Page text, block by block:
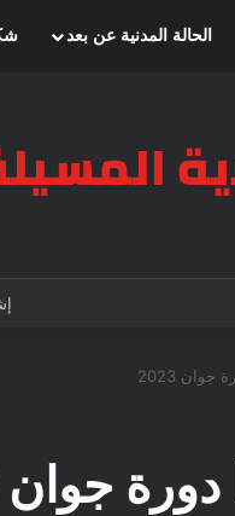
الحالة المدنية عن بعد
2023
جوان 2023